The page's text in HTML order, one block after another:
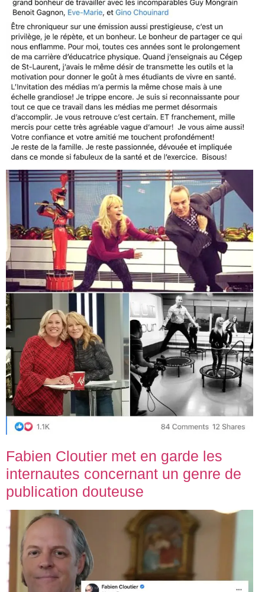
Fabien Cloutier met en garde les
internautes concernant un genre de
publication douteuse